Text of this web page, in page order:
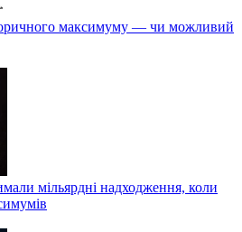
максимуму — чи можливий
мільярдні надходження, коли